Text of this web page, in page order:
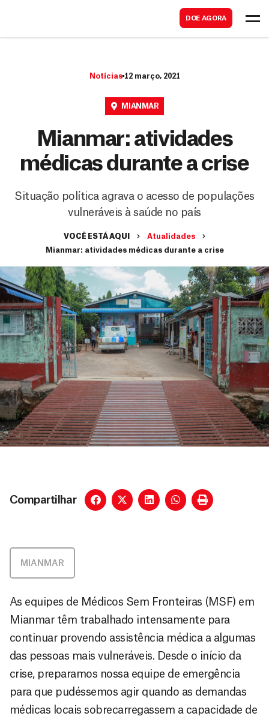
DOE AGORA
Notícias 12 março, 2021
MIANMAR
Mianmar: atividades
médicas durante a crise
Situação política agrava o acesso de populações
vulneráveis à saúde no país
VOCÊ ESTÁ AQUI
Atualidades
Mianmar: atividades médicas durante a crise
Compartilhar
MIANMAR
As equipes de Médicos Sem Fronteiras (MSF) em
Mianmar têm trabalhado intensamente para
continuar provendo assistência médica a algumas
das pessoas mais vulneráveis. Desde o início da
crise, preparamos nossa equipe de emergência
para que pudéssemos agir quando as demandas
médicas locais sobrecarregassem a capacidade de
a
r